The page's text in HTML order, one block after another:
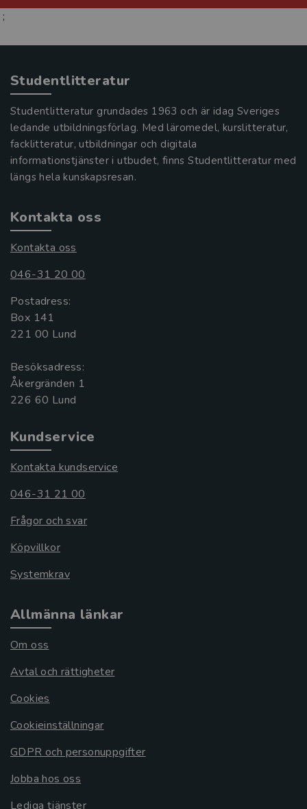
;
Studentlitteratur
Studentlitteratur grundades 1963 och är idag Sveriges
ledande utbildningsförlag. Med läromedel, kurslitteratur,
facklitteratur, utbildningar och digitala
informationstjänster i utbudet, finns Studentlitteratur med
längs hela kunskapsresan.
Kontakta oss
Kontakta oss
046-31 20 00
Postadress:
Box 141
221 00 Lund
Besöksadress:
Åkergränden 1
Kundservice
Kontakta kundservice
046-31 21 00
Frågor och svar
Köpvillkor
Systemkrav
Allmänna länkar
Om oss
Avtal och rättigheter
Cookies
Cookieinställningar
GDPR och personuppgifter
Jobba hos oss
Lediga tjänster